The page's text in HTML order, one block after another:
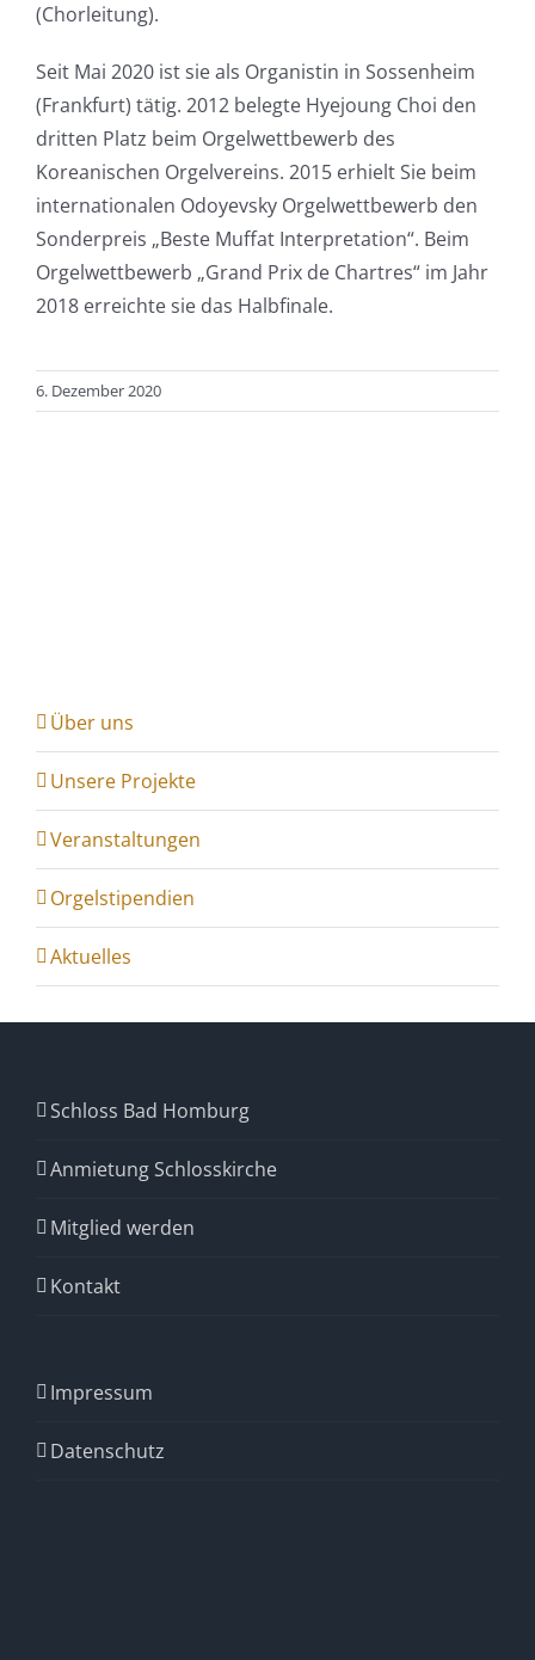
(Chorleitung).
Seit Mai 2020 ist sie als Organistin in Sossenheim
(Frankfurt) tätig. 2012 belegte Hyejoung Choi den
dritten Platz beim Orgelwettbewerb des
Koreanischen Orgelvereins. 2015 erhielt Sie beim
internationalen Odoyevsky Orgelwettbewerb den
Sonderpreis „Beste Muffat Interpretation“. Beim
Orgelwettbewerb „Grand Prix de Chartres“ im Jahr
2018 erreichte sie das Halbfinale.
6. Dezember 2020
Über uns
Unsere Projekte
Veranstaltungen
Orgelstipendien
Aktuelles
Schloss Bad Homburg
Anmietung Schlosskirche
Mitglied werden
Kontakt
Impressum
Datenschutz